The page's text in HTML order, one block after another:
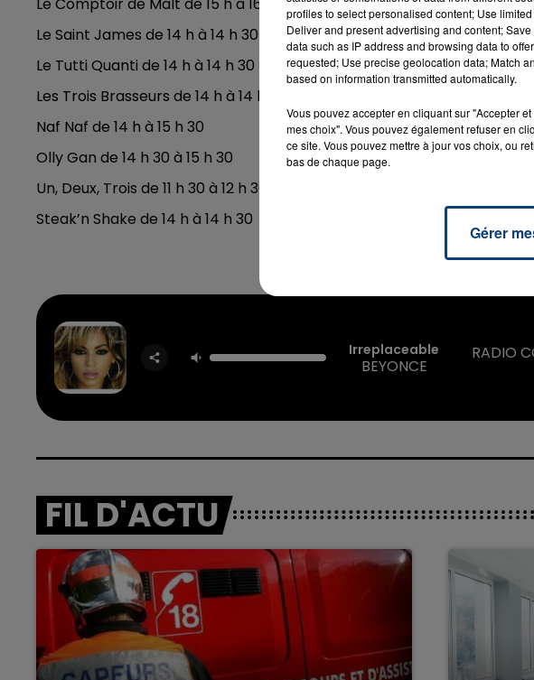
Le Saint James de 14 h à 14 h 30
Le Tutti Quanti de 14 h à 14 h 30
Les Trois Brasseurs de 14 h à 14 h 30
Naf Naf de 14 h à 15 h 30
Olly Gan de 14 h 30 à 15 h 30
Un, Deux, Trois de 11 h 30 à 12 h 30
Steak’n Shake de 14 h à 14 h 30
Irreplaceable
BEYONCE
RADIO
FIL D'ACTU
profiles to select personalised content; Use
Deliver and present advertising and content;
data such as IP address and browsing data to
requested; Use precise geolocation data; Match
based on information transmitted automatically.
Vous pouvez accepter en cliquant sur "Accepter
mes choix". Vous pouvez également refuser en
ce site. Vous pouvez mettre à jour vos choix, ou
bas de chaque page.
Gérer